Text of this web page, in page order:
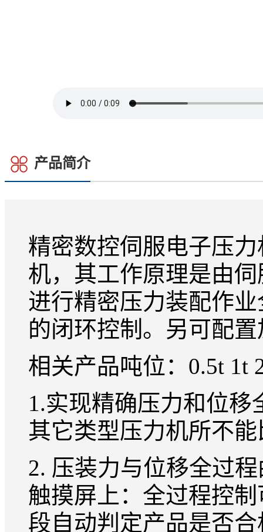
产品简介
精密数控伺服电子压
机，其工作原理是由
进行精密压力装配作
的闭环控制。另可配
相关产品吨位：0.5t 1t
1.实现精确压力和位
其它类型压力机所不
2. 压装力与位移全过
触摸屏上：全过程控
段自动判定产品是否